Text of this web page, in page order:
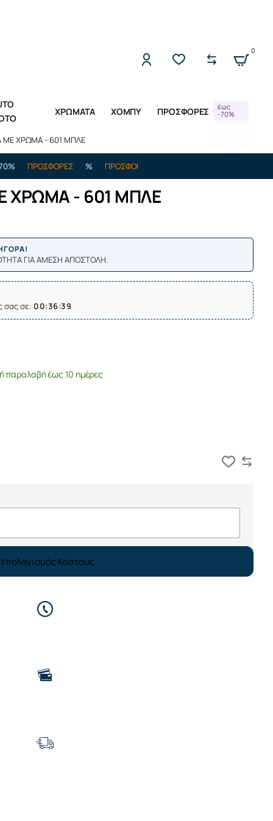
0
ΧΡΩΜΑΤΑ ΧΟΜΠΥ ΠΡΟΣΦΟΡΕΣ
έως
-70%
ΜΕ ΧΡΩΜΑ - 601 ΜΠΛΕ
ΠΡΟΣΦΟΡΕΣ % ΠΡΟΣΦΟΡΕΣ
ΧΡΩΜΑ - 601 ΜΠΛΕ
ΓΙΑ ΑΜΕΣΗ ΑΠΟΣΤΟΛΗ.
σας σε: 00:36:39
έως 10 ημέρες
Υπολογισμός Κόστους